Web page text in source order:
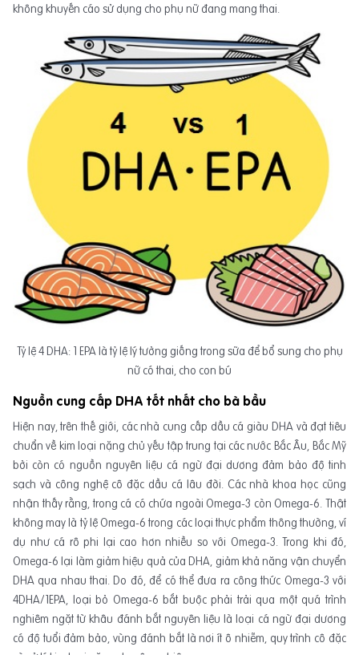
không khuyến cáo sử dụng cho phụ nữ đang mang thai.
Tỷ lệ 4 DHA: 1 EPA là tỷ lệ lý tưởng giống trong sữa để bổ sung cho phụ
nữ có thai, cho con bú
Nguồn cung cấp DHA tốt nhất cho bà bầu
Hiện nay, trên thế giới, các nhà cung cấp dầu cá giàu DHA và đạt tiêu
chuẩn về kim loại nặng chủ yếu tập trung tại các nước Bắc Âu, Bắc Mỹ
bởi còn có nguồn nguyên liệu cá ngừ đại dương đảm bảo độ tinh
sạch và công nghệ cô đặc dầu cá lâu đời. Các nhà khoa học cũng
nhận thấy rằng, trong cá có chứa ngoài Omega-3 còn Omega-6. Thật
không may là tỷ lệ Omega-6 trong các loại thực phẩm thông thường, ví
dụ như cá rô phi lại cao hơn nhiều so với Omega-3. Trong khi đó,
Omega-6 lại làm giảm hiệu quả của DHA, giảm khả năng vận chuyển
DHA qua nhau thai. Do đó, để có thể đưa ra công thức Omega-3 với
4DHA/1EPA, loại bỏ Omega-6 bắt buộc phải trải qua một quá trình
nghiêm ngặt từ khâu đánh bắt nguyên liệu là loại cá ngừ đại dương
có độ tuổi đảm bảo, vùng đánh bắt là nơi ít ô nhiễm, quy trình cô đặc